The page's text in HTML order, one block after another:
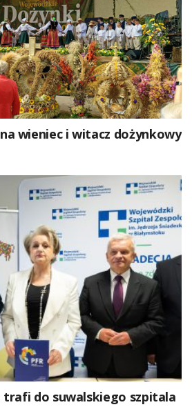
wieniec i witacz dożynkowy
trafi do suwalskiego szpitala